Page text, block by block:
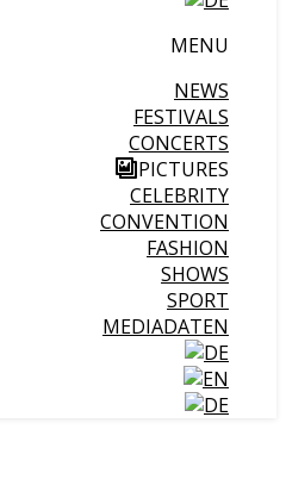
MENU
NEWS
FESTIVALS
CONCERTS
PICTURES
CELEBRITY
CONVENTION
FASHION
SHOWS
SPORT
MEDIADATEN